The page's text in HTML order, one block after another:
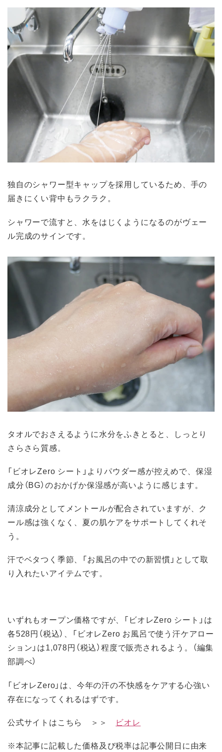
独自のシャワー型キャップを採用しているため、手の
届きにくい背中もラクラク。
シャワーで流すと、水をはじくようになるのがヴェー
ル完成のサインです。
タオルでおさえるように水分をふきとると、しっとり
さらさら質感。
「ビオレZero シート」よりパウダー感が控えめで、保湿
成分（BG）のおかげか保湿感が高いように感じます。
清涼成分としてメントールが配合されていますが、ク
ール感は強くなく、夏の肌ケアをサポートしてくれそ
う。
汗でベタつく季節、「お風呂の中での新習慣」として取
り入れたいアイテムです。
いずれもオープン価格ですが、「ビオレZero シート」は
各528円（税込）、「ビオレZero お風呂で使う汗ケアロー
ション」は1,078円（税込）程度で販売されるよう。（編集
部調べ）
「ビオレZero」は、今年の汗の不快感をケアする心強い
存在になってくれるはずです。
公式サイトはこちら ＞＞
ビオレ
※本記事に記載した価格及び税率は記事公開日に由来